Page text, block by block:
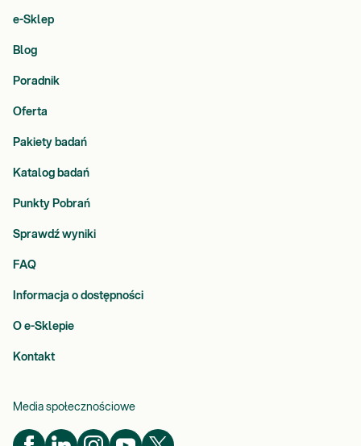
e-Sklep
Blog
Poradnik
Oferta
Pakiety badań
Katalog badań
Punkty Pobrań
Sprawdź wyniki
FAQ
Informacja o dostępności
O e-Sklepie
Kontakt
Media społecznościowe